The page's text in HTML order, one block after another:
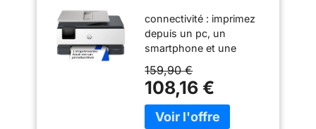
Multifonction à Jet
d'encre A4 Couleur,
Recto Verso
Automatique, 20
ppm, Wi-FI, 3 Mois
de Forfait Instant
Ink Gratuit, Grise
connectivité : imprimez
depuis un pc, un
smartphone et une
hp smart qui se
connecte aux appareils
via wireless dual band,
wi-fi direct, airprint et
159,90 €
108,16 €